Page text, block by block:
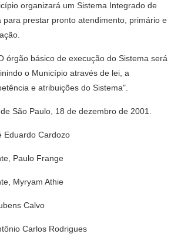
organizará um Sistema Integrado de
para prestar pronto atendimento, primário e
órgão básico de execução do Sistema será
o Município através de lei, a
e atribuições do Sistema".
São Paulo, 18 de dezembro de 2001.
Eduardo Cardozo
Paulo Frange
Myryam Athie
Calvo
Carlos Rodrigues